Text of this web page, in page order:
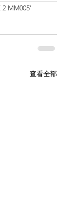
MM005'
查看全部